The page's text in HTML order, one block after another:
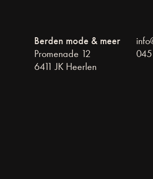
Berden mode & meer
Promenade 12
6411 JK Heerlen